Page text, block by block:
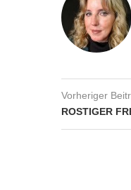
Vorheriger
ROSTIGER